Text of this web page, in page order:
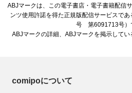
ABJマークは、この電子書店・電子書籍配信
ンツ使用許諾を得た正規版配信サービスで
号 第6091713号）
ABJマークの詳細、ABJマークを掲示してい
comipoについて